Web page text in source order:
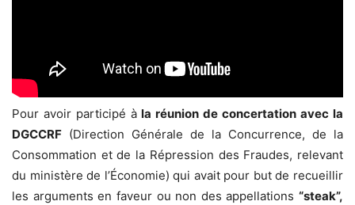
Pour avoir participé à la réunion de concertation avec la
DGCCRF (Direction Générale de la Concurrence, de la
Consommation et de la Répression des Fraudes, relevant
du ministère de l’Économie) qui avait pour but de recueillir
les arguments en faveur ou non des appellations “steak”,